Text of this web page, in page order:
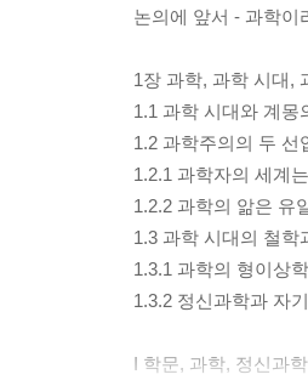
논의에 앞서 - 과학이
1장 과학, 과학 시대,
1.1 과학 시대와 계몽
1.2 과학주의의 두 선
1.2.1 과학자의 세계
1.2.2 과학의 앎은 유
1.3 과학 시대의 철학
1.3.1 과학의 형이상
1.3.2 정신과학과 자
I 학문, 과학, 정신과학